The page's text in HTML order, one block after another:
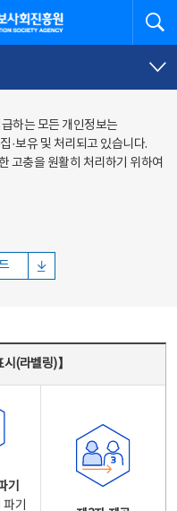
원
하는 모든 개인정보는
·보유 및 처리되고 있습니다.
고충을 원활히 처리하기 위하여
(라벨링)】
기
기